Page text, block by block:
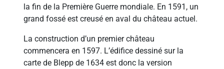
la fin de la Première Guerre mondiale. En 1591, un
grand fossé est creusé en aval du château actuel.
La construction d’un premier château
commencera en 1597. L’édifice dessiné sur la
carte de Blepp de 1634 est donc la version